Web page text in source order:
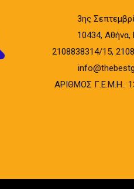
3ης
10434, Αθήνα,
2108838314/15,
ΑΡΙΘΜΟΣ Γ.Ε.Μ.Η.: